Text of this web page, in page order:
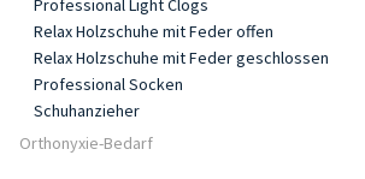
Professional Light Clogs
Relax Holzschuhe mit Feder offen
Relax Holzschuhe mit Feder geschlossen
Professional Socken
Schuhanzieher
Orthonyxie-Bedarf